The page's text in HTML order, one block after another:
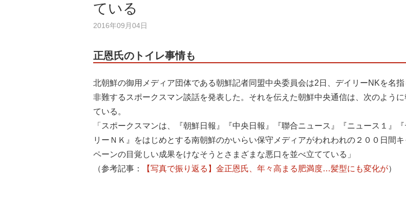
ている
2016年09月04日
正恩氏のトイレ事情も
北朝鮮の御用メディア団体である朝鮮記者同盟中央委員会は2日、デイリーNKを名
非難するスポークスマン談話を発表した。それを伝えた朝鮮中央通信は、次のように
ている。
「スポークスマンは、『朝鮮日報』『中央日報』『聯合ニュース』『ニュース１』『
リーＮＫ』をはじめとする南朝鮮のかいらい保守メディアがわれわれの２００日間キ
ペーンの目覚しい成果をけなそうとさまざまな悪口を並べ立てている」
（参考記事：
【写真で振り返る】金正恩氏、年々高まる肥満度…髪型にも変化が）